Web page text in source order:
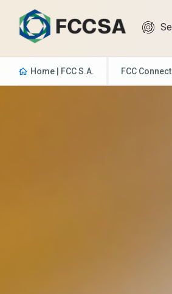
Home | FCC S.A. FCC Connect